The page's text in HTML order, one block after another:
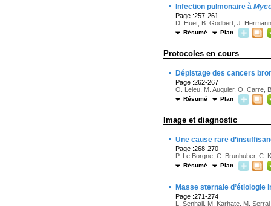
· Infection pulmonaire à
Page :257-261
D. Huet, B. Godbert, J.
Résumé Plan
Protocoles en cours
· Dépistage des cancers
Page :262-267
O. Leleu, M. Auquier, O. Carre,
Résumé Plan
Image et diagnostic
· Une cause rare
Page :268-270
P. Le Borgne, C. Brunhuber, C.
Résumé Plan
· Masse sternale d’étiologie
Page :271-274
L. Senhaji, M. Karhate, M. Serraj